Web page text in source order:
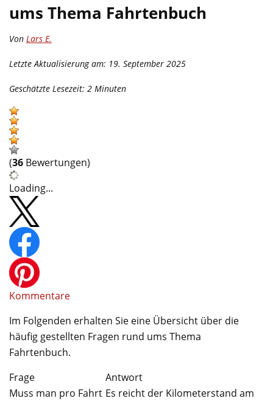
ums Thema Fahrtenbuch
Von Lars E.
Letzte Aktualisierung am: 19. September 2025
Geschätzte Lesezeit: 2 Minuten
(36 Bewertungen)
Loading...
Kommentare
Im Folgenden erhalten Sie eine Übersicht über die
häufig gestellten Fragen rund ums Thema
Fahrtenbuch.
Frage
Antwort
Muss man pro Fahrt Es reicht der Kilometerstand am